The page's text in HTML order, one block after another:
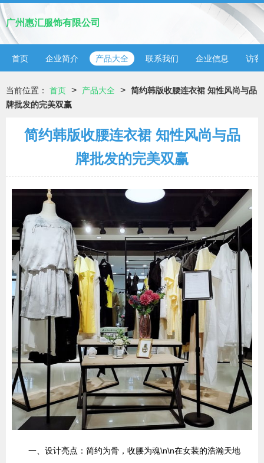
广州惠汇服饰有限公司
首页 企业简介 产品大全 联系我们 企业信息 访客
当前位置： 首页 > 产品大全 > 简约韩版收腰连衣裙 知性风尚与品
牌批发的完美双赢
简约韩版收腰连衣裙 知性风尚与品
牌批发的完美双赢
一、设计亮点：简约为骨，收腰为魂\n\n在女装的浩瀚天地